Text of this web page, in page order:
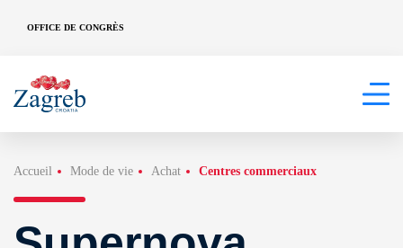
OFFICE DE CONGRÈS
Accueil Mode de vie Achat Centres commerciaux